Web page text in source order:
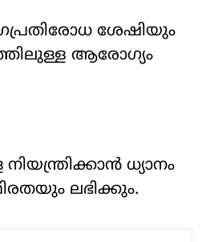
ശേഷിയും
ആരോഗ്യം
ധ്യാനം
ലഭിക്കും.